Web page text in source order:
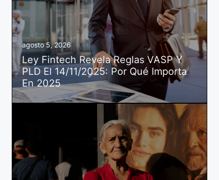
agosto 5, 2026
Ley Fintech Revela Reglas VASP Y
PLD El 14/11/2025: Por Qué Importa
En 2025